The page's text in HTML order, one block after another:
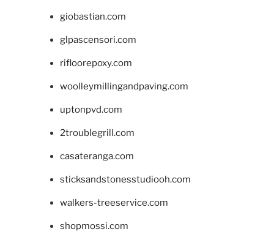
giobastian.com
glpascensori.com
rifloorepoxy.com
woolleymillingandpaving.com
uptonpvd.com
2troublegrill.com
casateranga.com
sticksandstonesstudiooh.com
walkers-treeservice.com
shopmossi.com